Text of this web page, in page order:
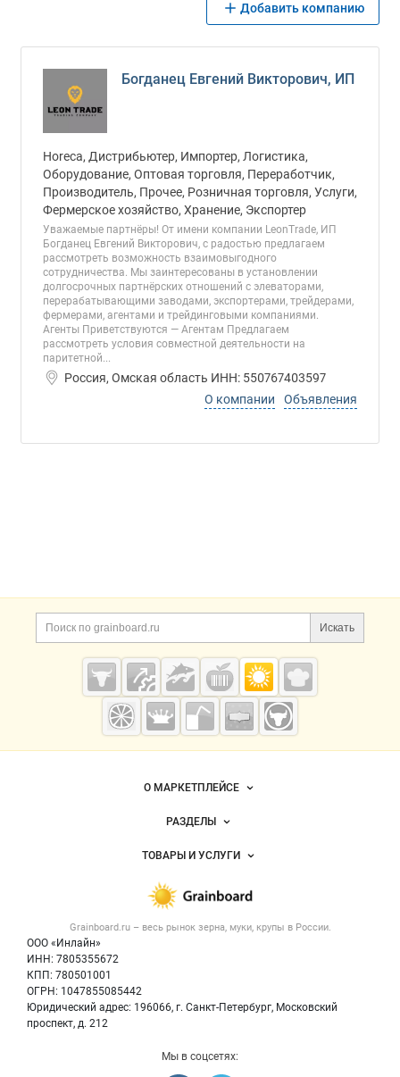
Добавить компанию
Богданец Евгений Викторович, ИП
Horeca, Дистрибьютер, Импортер, Логистика,
Оборудование, Оптовая торговля, Переработчик,
Производитель, Прочее, Розничная торговля, Услуги,
Фермерское хозяйство, Хранение, Экспортер
Уважаемые партнёры! От имени компании LeonTrade, ИП
Богданец Евгений Викторович, с радостью предлагаем
рассмотреть возможность взаимовыгодного
сотрудничества. Мы заинтересованы в установлении
долгосрочных партнёрских отношений с элеваторами,
перерабатывающими заводами, экспортерами, трейдерами,
фермерами, агентами и трейдинговыми компаниями.
Агенты Приветствуются — Агентам Предлагаем
рассмотреть условия совместной деятельности на
паритетной...
Россия, Омская область ИНН: 550767403597
О компании
Объявления
Дополнительная информация
Поиск по сайту и
Искать
Cсылки на полезные проекты
Grainboard.ru
— зерно и
мука
Важные разделы и контакты
Grainboard.ru – весь рынок зерна, муки, крупы в России.
ООО «Инлайн»
ИНН: 7805355672
КПП: 780501001
ОГРН: 1047855085442
Юридический адрес: 196066, г. Санкт-Петербург, Московский
проспект, д. 212
Навигация по сайтуО МАРКЕТПЛЕЙСЕ
Новости Grainboard.ru
Размещение рекламы
Публичная оферта
Контактная информация
Политика обработки персональных данных
РАЗДЕЛЫ
Объявления
Новости рынка
ТОВАРЫ И УСЛУГИ
Крупы
Мука
Мы в соцсетях: